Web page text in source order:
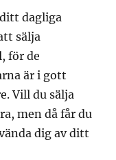
dagliga
sälja
för de
är i gott
Vill du sälja
men då får du
dig av ditt